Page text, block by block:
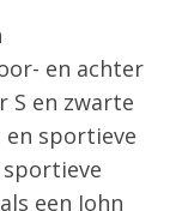
en achter
S en zwarte
en sportieve
een John